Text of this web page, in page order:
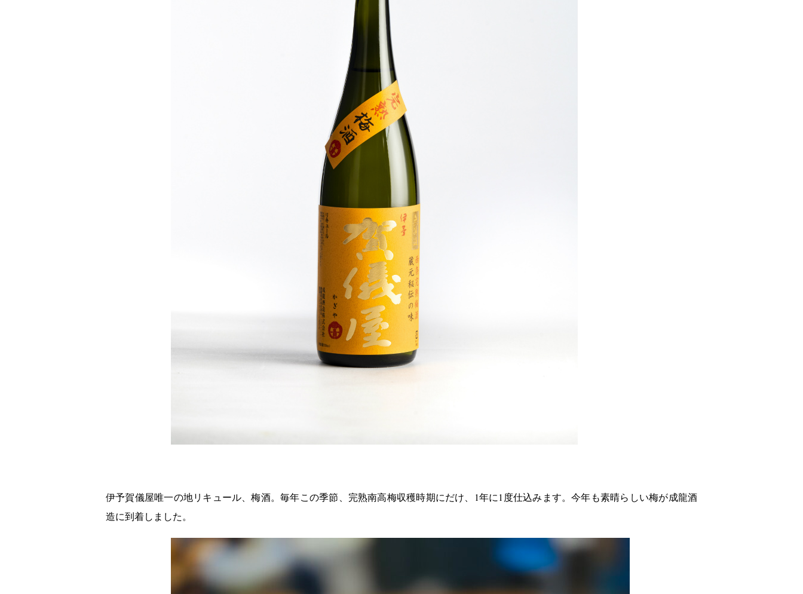
伊予賀儀屋唯一の地リキュール、梅酒。毎年この季節、完熟南高梅収穫時期にだけ、1年に1度仕込みます。今年も素晴らしい梅が成龍酒
造に到着しました。